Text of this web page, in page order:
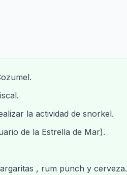
la actividad de snorkel.
de la Estrella de Mar).
, rum punch y cerveza.